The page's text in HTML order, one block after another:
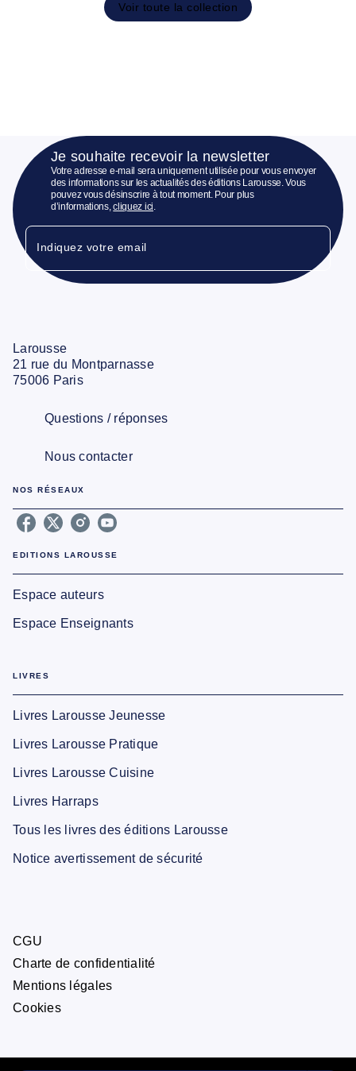
Voir toute la collection
Je souhaite recevoir la newsletter
Votre adresse e-mail sera uniquement utilisée pour vous envoyer
des informations sur les actualités des éditions Larousse. Vous
pouvez vous désinscrire à tout moment. Pour plus
d’informations,cliquez ici.
Indiquez votre email
Larousse
21 rue du Montparnasse
75006 Paris
Questions / réponses
Nous contacter
NOS RÉSEAUX
EDITIONS LAROUSSE
Espace auteurs
Espace Enseignants
LIVRES
Livres Larousse Jeunesse
Livres Larousse Pratique
Livres Larousse Cuisine
Livres Harraps
Tous les livres des éditions Larousse
Notice avertissement de sécurité
CGU
Charte de confidentialité
Mentions légales
Cookies